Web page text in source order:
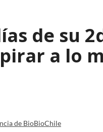
de su
a lo
de BioBioChile